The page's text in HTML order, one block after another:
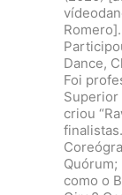
Romero].
Dance,
Foi
Superior
criou
finalistas.
como o